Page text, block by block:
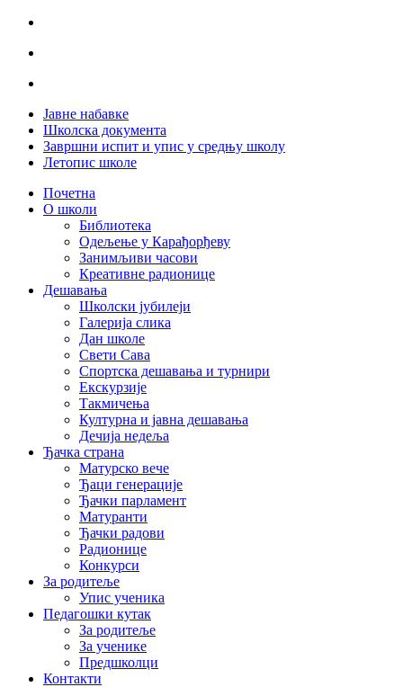
Јавне набавке
Школска документа
Завршни испит и упис у средњу школу
Летопис школе
Почетна
О школи
Библиотека
Одељење у Карађорђеву
Занимљиви часови
Креативне радионице
Дешавања
Школски јубилеји
Галерија слика
Дан школе
Свети Сава
Спортска дешавања и турнири
Екскурзије
Такмичења
Културна и јавна дешавања
Дечија недеља
Ђачка страна
Матурско вече
Ђаци генерације
Ђачки парламент
Матуранти
Ђачки радови
Радионице
Конкурси
За родитеље
Упис ученика
Педагошки кутак
За родитеље
За ученике
Предшколци
Контакти